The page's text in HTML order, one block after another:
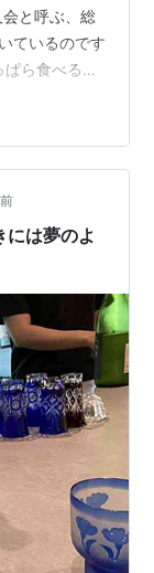
と呼ぶ、総
ているのです
ら食べる専
〜 あたしゃ
とは違い… お
！ 栄養たっ
！（笑） 純
通しは、鞍
は夢のよ